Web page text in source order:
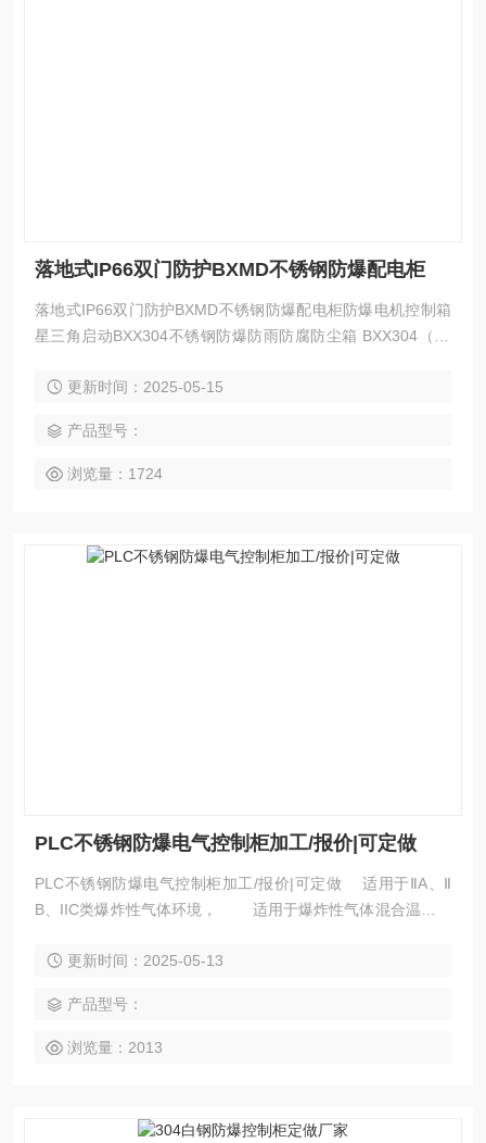
落地式IP66双门防护BXMD不锈钢防爆配电柜
落地式IP66双门防护BXMD不锈钢防爆配电柜防爆电机控制箱
星三角启动BXX304不锈钢防爆防雨防腐防尘箱 BXX304（31
格力/美的防爆空调（冷暖） BXK防爆开关控制箱（远程控
更新时间：2025-05-15
产品型号：
浏览量：1724
PLC不锈钢防爆电气控制柜加工/报价|可定做
PLC不锈钢防爆电气控制柜加工/报价|可定做 适用于ⅡA、Ⅱ
B、IIC类爆炸性气体环境， 适用于爆炸性气体混合温度：
海洋石油平台、油轮等危险场所工作及场景照明之用。
更新时间：2025-05-13
产品型号：
浏览量：2013